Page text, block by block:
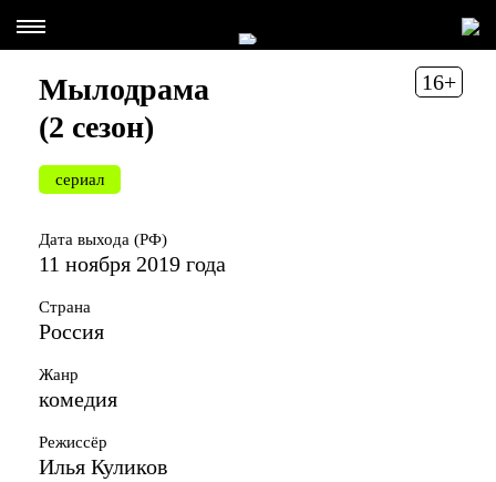
16+
Мылодрама
(2 сезон)
сериал
Дата выхода (РФ)
11 ноября 2019 года
Страна
Россия
Жанр
комедия
Режиссёр
Илья Куликов